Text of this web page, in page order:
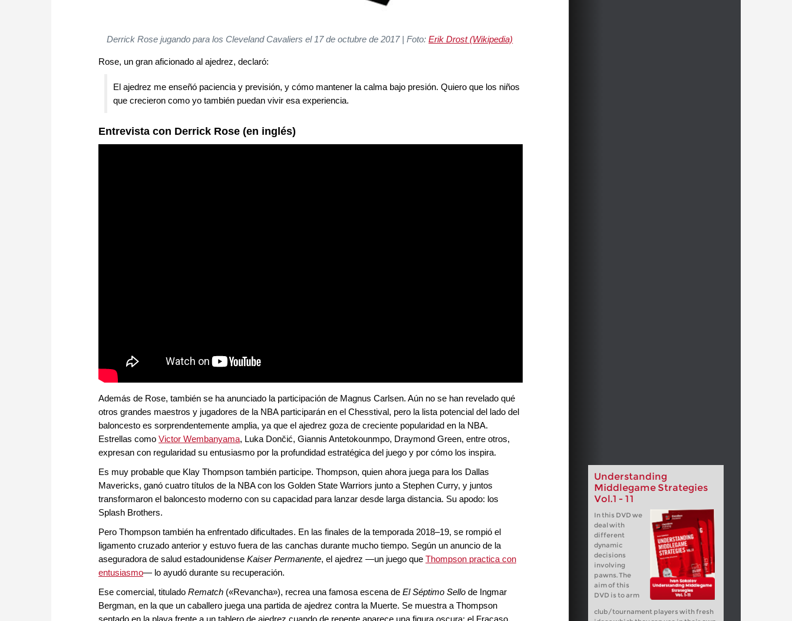
Derrick Rose jugando para los Cleveland Cavaliers el 17 de octubre de 2017 | Foto:Erik Drost (Wikipedia)
Rose, un gran aficionado al ajedrez, declaró:
El ajedrez me enseñó paciencia y previsión, y cómo mantener la calma bajo presión. Quiero que los niños
que crecieron como yo también puedan vivir esa experiencia.
Entrevista con Derrick Rose (en inglés)
Además de Rose, también se ha anunciado la participación de Magnus Carlsen. Aún no se han revelado qué
otros grandes maestros y jugadores de la NBA participarán en el Chesstival, pero la lista potencial del lado del
baloncesto es sorprendentemente amplia, ya que el ajedrez goza de creciente popularidad en la NBA.
Estrellas como Victor Wembanyama, Luka Dončić, Giannis Antetokounmpo, Draymond Green, entre otros,
expresan con regularidad su entusiasmo por la profundidad estratégica del juego y por cómo los inspira.
Understanding
Middlegame Strategies
Vol.1 - 11
In this DVD we
deal with
different
dynamic
decisions
involving
pawns. The
aim of this
DVD is to arm
club/tournament players with fresh
Es muy probable que Klay Thompson también participe. Thompson, quien ahora juega para los Dallas
Mavericks, ganó cuatro títulos de la NBA con los Golden State Warriors junto a Stephen Curry, y juntos
transformaron el baloncesto moderno con su capacidad para lanzar desde larga distancia. Su apodo: los
Splash Brothers.
Pero Thompson también ha enfrentado dificultades. En las finales de la temporada 2018–19, se rompió el
ligamento cruzado anterior y estuvo fuera de las canchas durante mucho tiempo. Según un anuncio de la
aseguradora de salud estadounidense Kaiser Permanente, el ajedrez —un juego que Thompson practica con
entusiasmo— lo ayudó durante su recuperación.
Ese comercial, titulado Rematch («Revancha»), recrea una famosa escena de El Séptimo Sello de Ingmar
Bergman, en la que un caballero juega una partida de ajedrez contra la Muerte. Se muestra a Thompson